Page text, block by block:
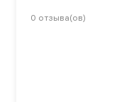
0 отзыва(ов)